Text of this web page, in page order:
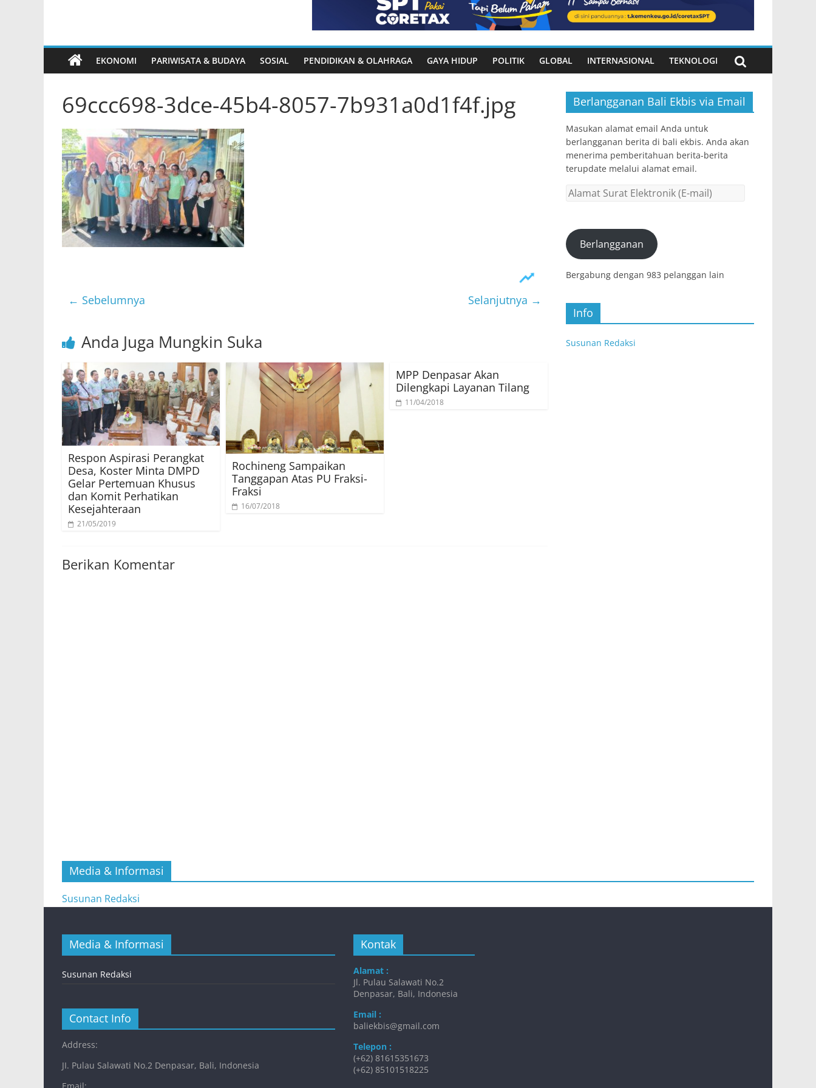
EKONOMI PARIWISATA & BUDAYA SOSIAL PENDIDIKAN & OLAHRAGA GAYA HIDUP POLITIK GLOBAL INTERNASIONAL TEKNOLOGI
69ccc698-3dce-45b4-8057-7b931a0d1f4f.jpg
← Sebelumnya Selanjutnya →
Anda Juga Mungkin Suka
Respon Aspirasi Perangkat
Desa, Koster Minta DMPD
Gelar Pertemuan Khusus
dan Komit Perhatikan
Kesejahteraan
21/05/2019
Rochineng Sampaikan
Tanggapan Atas PU Fraksi-
Fraksi
16/07/2018
MPP Denpasar Akan
Dilengkapi Layanan Tilang
11/04/2018
Berikan Komentar
Berlangganan Bali Ekbis via Email
Masukan alamat email Anda untuk
berlangganan berita di bali ekbis. Anda akan
menerima pemberitahuan berita-berita
terupdate melalui alamat email.
Alamat
(E-
mail)Berlangganan
Bergabung dengan 983 pelanggan lain
Info
Susunan Redaksi
Media & Informasi
Susunan Redaksi
Media & Informasi
Susunan Redaksi
Contact Info
Address:
JI. Pulau Salawati No.2 Denpasar, Bali, Indonesia
Kontak
Alamat :
Jl. Pulau Salawati No.2
Denpasar, Bali, Indonesia
Email :
baliekbis@gmail.com
Telepon :
(+62) 81615351673
(+62) 85101518225